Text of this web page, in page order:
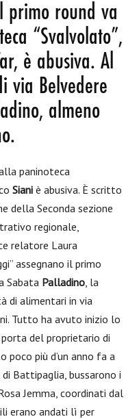
primo round va
“Svalvolato”,
è abusiva. Al
via Belvedere
almeno
paninoteca
Siani è abusiva. È scritto
della Seconda sezione
regionale,
relatore Laura
assegnano il primo
Sabata Palladino, la
di alimentari in via
Tutto ha avuto inizio lo
del proprietario di
più d’un anno fa a
Battipaglia, bussarono i
Jemma, coordinati dal
erano andati lì per